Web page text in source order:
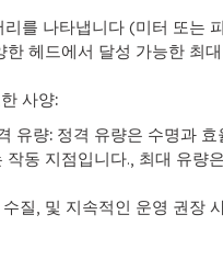
리를 나타냅니다 (미터 또는
한 헤드에서 달성 가능한 최
사양:
유량: 정격 유량은 수명과 효
작동 지점입니다., 최대 유량
질, 및 지속적인 운영 권장